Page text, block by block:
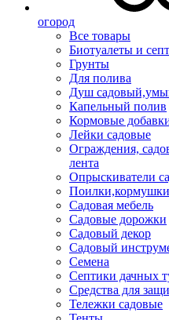
огород
Все товары
Биотуалеты и
Грунты
Для полива
Душ
Капельный полив
Кормовые
Лейки садовые
Ограждения,
лента
Опрыскиватели
Поилки,кормушки
Садовая мебель
Садовые дорожки
Садовый декор
Садовый
Семена
Септики дачных
Средства для
Тележки садовые